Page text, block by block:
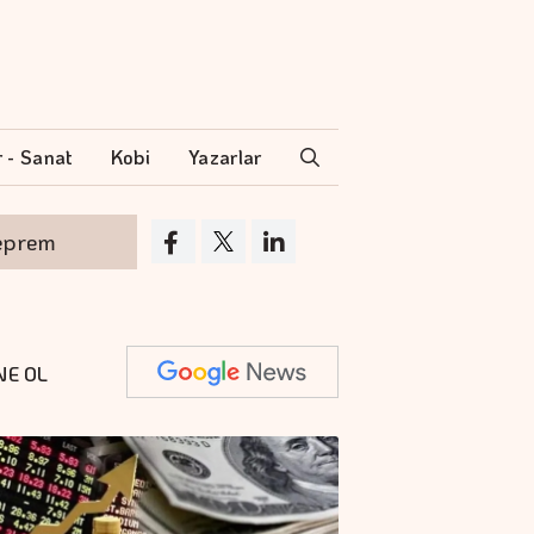
- Sanat Kobi Yazarlar
Belirsizlikler arasında direnç arayan
OL